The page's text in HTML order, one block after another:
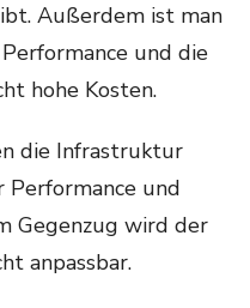
Außerdem ist man
und die
hohe Kosten.
die Infrastruktur
und
Gegenzug wird der
anpassbar.